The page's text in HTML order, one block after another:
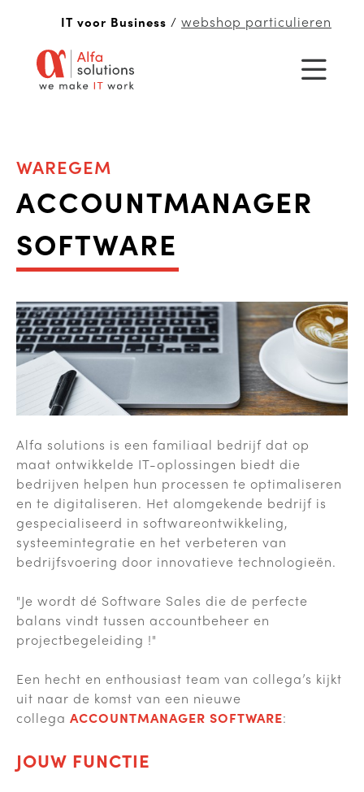
IT voor Business / webshop particulieren
WAREGEM
ACCOUNTMANAGER
SOFTWARE
Alfa solutions is een familiaal bedrijf dat op
maat ontwikkelde IT-oplossingen biedt die
bedrijven helpen hun processen te optimaliseren
en te digitaliseren. Het alomgekende bedrijf is
gespecialiseerd in softwareontwikkeling,
systeemintegratie en het verbeteren van
bedrijfsvoering door innovatieve technologieën.
"Je wordt dé Software Sales die de perfecte
balans vindt tussen accountbeheer en
projectbegeleiding !"
Een hecht en enthousiast team van collega’s kijkt
uit naar de komst van een nieuwe
collega ACCOUNTMANAGER SOFTWARE:
JOUW FUNCTIE